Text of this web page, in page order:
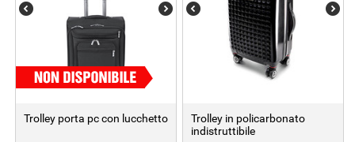
Trolley porta pc con lucchetto
Trolley in policarbonato
indistruttibile